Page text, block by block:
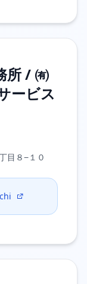
所 / ㈲
ービス
目８−１０